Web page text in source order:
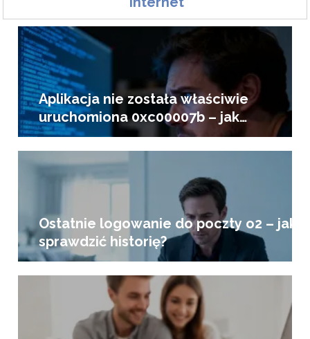
Aplikacja nie została właściwie
uruchomiona 0xc00007b – jak
naprawić?
Ostatnie logowanie do poczty o2 – jak
sprawdzić historię?